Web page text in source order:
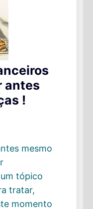
antes
!
mesmo
tópico
tratar,
momento